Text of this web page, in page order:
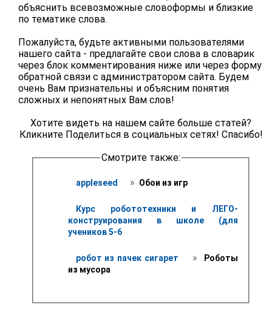
объяснить всевозможные словоформы и близкие
по тематике слова.
Пожалуйста, будьте активными пользователями
нашего сайта - предлагайте свои слова в словарик
через блок комментирования ниже или через форму
обратной связи с администратором сайта. Будем
очень Вам признательны и объясним понятия
сложных и непонятных Вам слов!
Хотите видеть на нашем сайте больше статей?
Кликните Поделиться в социальных сетях! Спасибо!
Смотрите также:
appleseed » Обои из игр
Курс робототехники и ЛЕГО-
конструирования в школе (для
учеников 5-6
робот из пачек сигарет »
Роботы
из мусора